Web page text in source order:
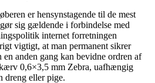
er hensynstagende til de mest
sig gældende i forbindelse med
internet forretningen
vigtigt, at man permanent sikrer
anden gang kan bevidne ordren af
0,6×3,5 mm Zebra, uafhængig
dreng eller pige.